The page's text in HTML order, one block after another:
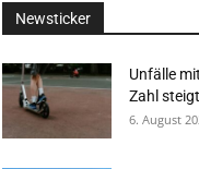
Newsticker
Unfälle
Zahl
6. August